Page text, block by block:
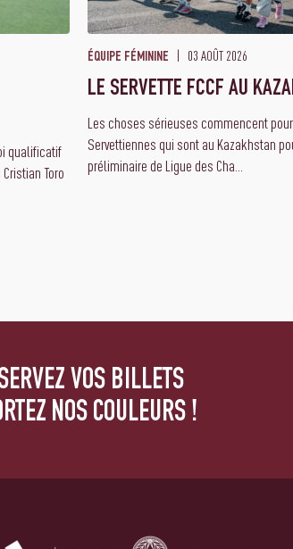
qualificatif
Toro
ÉQUIPE FÉMININE 03 AOÛT 2026
LE SERVETTE FCCF AU
Les choses sérieuses commencent
Servettiennes qui sont au Kazakhstan
préliminaire de Ligue des Cha...
VOS BILLETS
NOS COULEURS !